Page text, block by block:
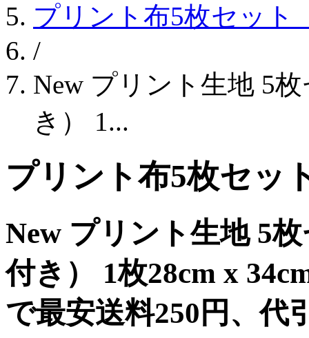
プリント布5枚セッ
/
New プリント生地 5
き） 1...
プリント布5枚セ
New プリント生地 5
付き） 1枚28cm x
で最安送料250円、代